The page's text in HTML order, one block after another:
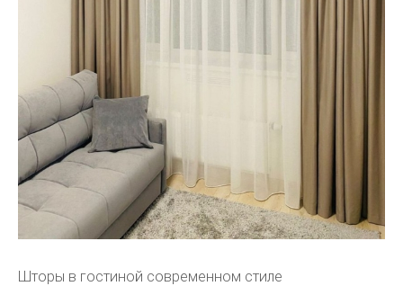
Шторы в гостиной современном стиле